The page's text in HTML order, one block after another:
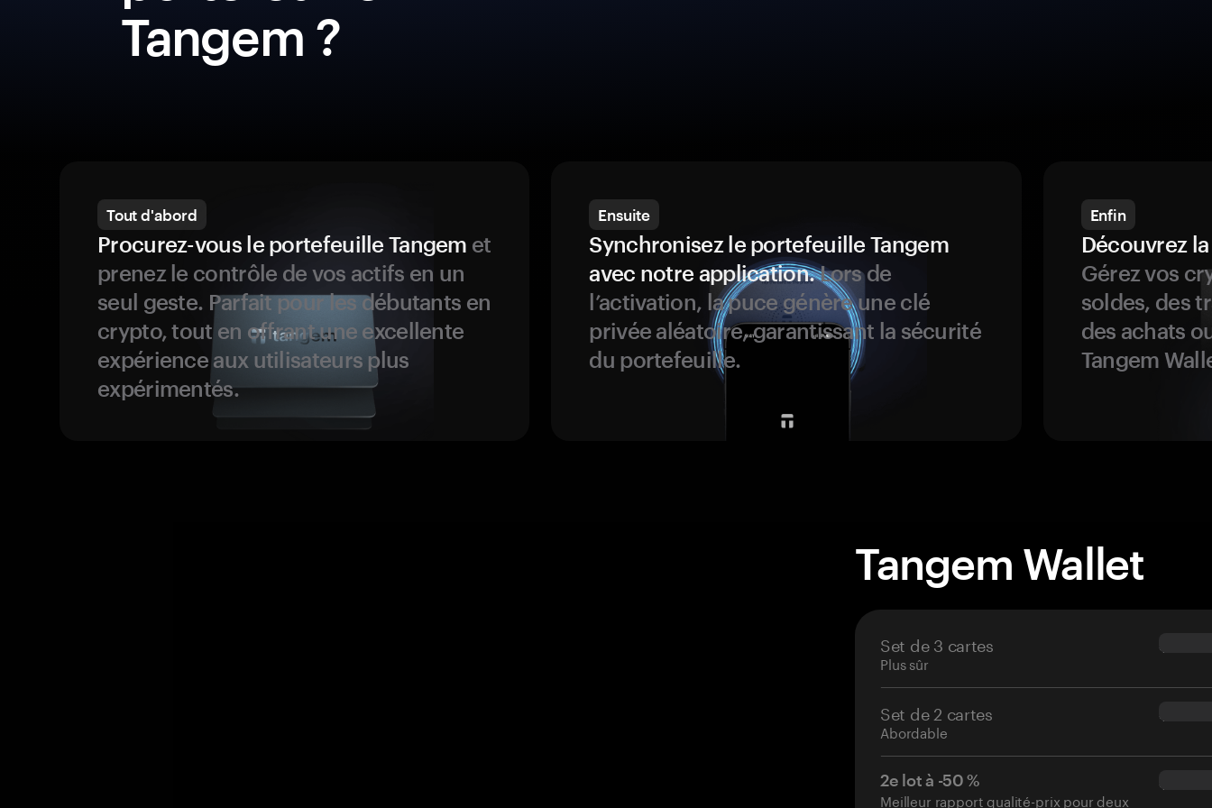
Tangem ?
Tout d'abord
Procurez-vous le portefeuille Tangem et
prenez le contrôle de vos actifs en un
seul geste. Parfait pour les débutants en
crypto, tout en offrant une excellente
expérience aux utilisateurs plus
expérimentés.
Ensuite
Synchronisez le portefeuille Tangem
avec notre application.Lors de
l’activation, la puce génère une clé
privée aléatoire, garantissant la sécurité
du portefeuille.
Enfin
Découvrez
Gérez vos
soldes, des
des achats
Tangem
Tangem Wallet
Set de 3 cartes
Plus sûr
$69.90
Set de 2 cartes
Abordable
$54.90
2e lot à -50 %
Meilleur rapport qualité-prix pour deux
$34.95